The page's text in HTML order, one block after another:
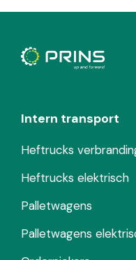
Intern transport
Heftrucks
Heftrucks elektrisch
Palletwagens
Palletwagens